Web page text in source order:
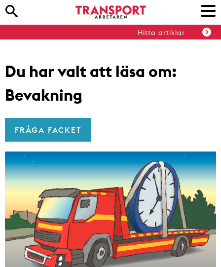
Hitta artiklar
Du har valt att läsa om:
Bevakning
FRÅGA FACKET